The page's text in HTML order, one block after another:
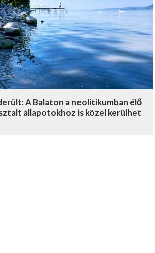
A Balaton a neolitikumban élő
állapotokhoz is közel kerülhet